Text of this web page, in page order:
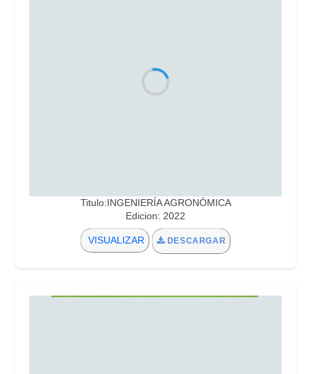
Titulo:INGENIERÍA AGRONÓMICA
Edicion: 2022
VISUALIZAR DESCARGAR